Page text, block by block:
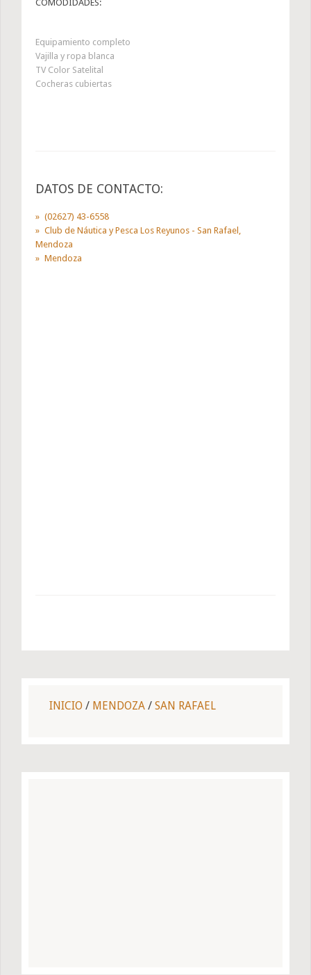
COMODIDADES:
Equipamiento completo
Vajilla y ropa blanca
TV Color Satelital
Cocheras cubiertas
DATOS DE CONTACTO:
(02627) 43-6558
Club de Náutica y Pesca Los Reyunos - San Rafael,
Mendoza
Mendoza
INICIO / MENDOZA / SAN RAFAEL